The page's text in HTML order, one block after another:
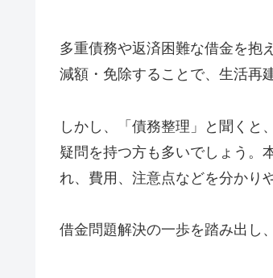
多重債務や返済困難な借金を抱
減額・免除することで、生活再
しかし、「債務整理」と聞くと
疑問を持つ方も多いでしょう。
れ、費用、注意点などを分かり
借金問題解決の一歩を踏み出し